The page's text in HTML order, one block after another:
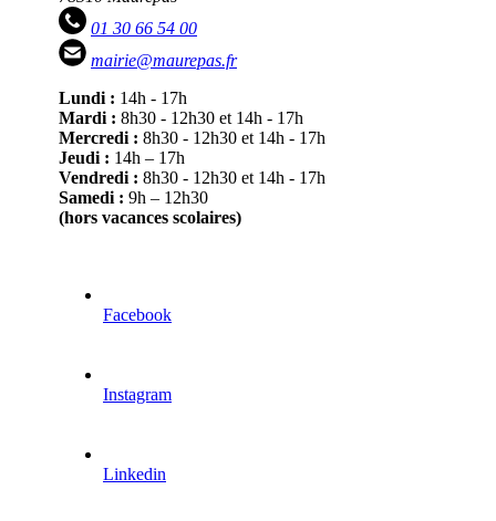
01 30 66 54 00
mairie@maurepas.fr
Lundi : 14h - 17h
Mardi : 8h30 - 12h30 et 14h - 17h
Mercredi : 8h30 - 12h30 et 14h - 17h
Jeudi : 14h – 17h
Vendredi : 8h30 - 12h30 et 14h - 17h
Samedi : 9h – 12h30
(hors vacances scolaires)
Facebook
Instagram
Linkedin